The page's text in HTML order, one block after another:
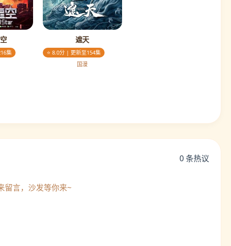
集
遮天
⭐ 8.0分 | 更新至154集
国漫
0 条热议
留言，沙发等你来~